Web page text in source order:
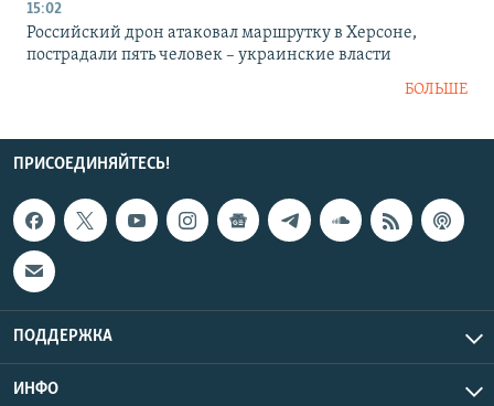
15:02
Российский дрон атаковал маршрутку в Херсоне,
пострадали пять человек – украинские власти
БОЛЬШЕ
ПРИСОЕДИНЯЙТЕСЬ!
ПОДДЕРЖКА
ИНФО